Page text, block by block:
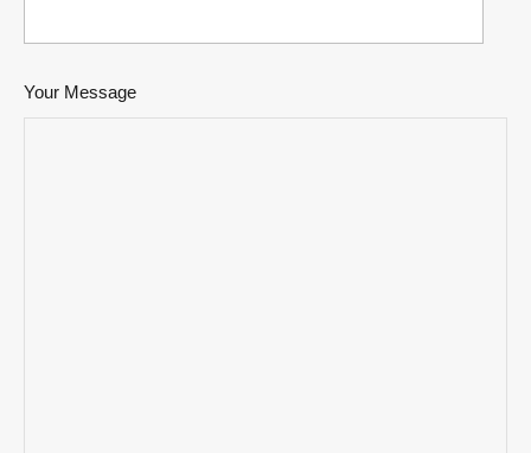
Your Message